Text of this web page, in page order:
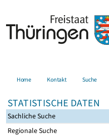
Home Kontakt Suche
STATISTISCHE DATEN
Sachliche Suche
Regionale Suche